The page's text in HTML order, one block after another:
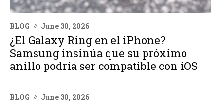
BLOG June 30, 2026
¿El Galaxy Ring en el iPhone?
Samsung insinúa que su próximo
anillo podría ser compatible con iOS
BLOG June 30, 2026